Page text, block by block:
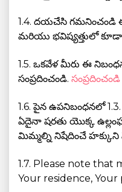
1.4. దయచేసి గమనించండి
మరియు భవిష్యత్తులో కూడా
1.5. ఒకవేళ మీరు ఈ
సంప్రదించండి. సంప్రదించండి
1.6. పైన ఉపనిబంధనలో
ఏదైనా షరతు యొక్క
మిమ్మల్ని నిషేదించే
1.7. Please note
Your residence,